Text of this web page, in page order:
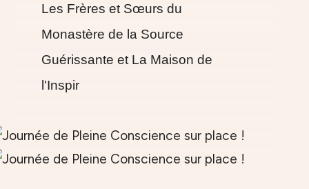
Les Frères et Sœurs du
Monastère de la Source
Guérissante et La Maison de
l'Inspir